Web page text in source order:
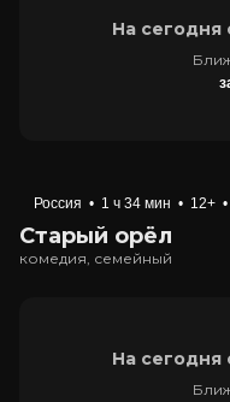
На сегодня
Россия • 1 ч 34 мин • 12+ •
Старый орёл
комедия, семейный
На сегодня